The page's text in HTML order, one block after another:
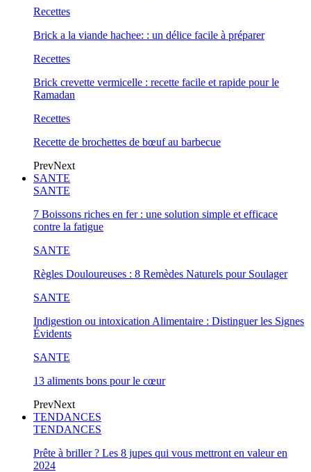
Recettes
Brick a la viande hachee: : un délice facile à préparer
Recettes
Brick crevette vermicelle : recette facile et rapide pour le
Ramadan
Recettes
Recette de brochettes de bœuf au barbecue
PrevNext
SANTE
SANTE
7 Boissons riches en fer : une solution simple et efficace
contre la fatigue
SANTE
Règles Douloureuses : 8 Remèdes Naturels pour Soulager
SANTE
Indigestion ou intoxication Alimentaire : Distinguer les Signes
Évidents
SANTE
13 aliments bons pour le cœur
PrevNext
TENDANCES
TENDANCES
Prête à briller ? Les 8 jupes qui vous mettront en valeur en
2024